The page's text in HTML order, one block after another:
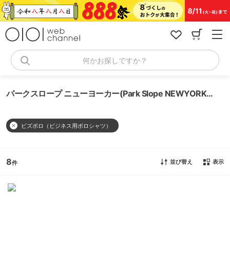
コ
ン
何かお探しですか？
パークスロープ ニューヨーカー(Park Slope NEWYORKER) ビズポロ（ビジネス用ポロシャツ）
ビズポロ（ビジネス用ポロシャツ）
8 並び替え 表示